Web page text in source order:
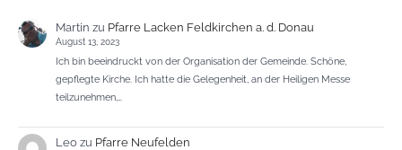
Martin zu Pfarre Lacken Feldkirchen a. d. Donau
August 13, 2023
Ich bin beeindruckt von der Organisation der Gemeinde. Schöne,
gepflegte Kirche. Ich hatte die Gelegenheit, an der Heiligen Messe
teilzunehmen,…
Leozu Pfarre Neufelden